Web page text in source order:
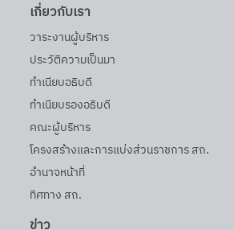
เกี่ยวกับเรา
วาระงานผู้บริหาร
ประวัติความเป็นมา
ทำเนียบอธิบดี
ทำเนียบรองอธิบดี
คณะผู้บริหาร
โครงสร้างและการแบ่งส่วนราชการ สถ.
อำนาจหน้าที่
ทิศทาง สถ.
ข่าว